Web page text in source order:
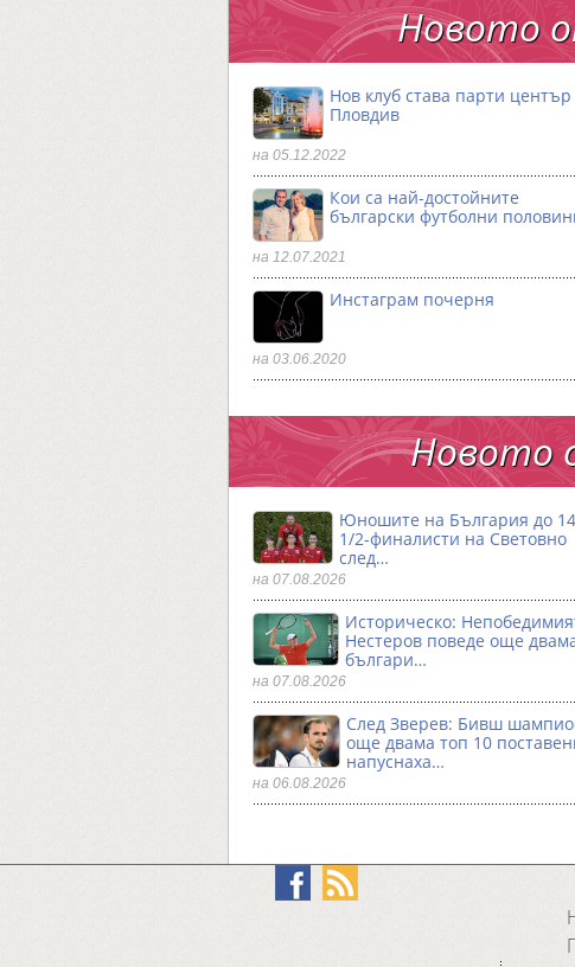
Новото
Нов клуб става парти
Пловдив
на 05.12.2022
Кои са най-достойните
български футболни
на 12.07.2021
Инстаграм почерня
на 03.06.2020
Новото
Юношите на България до
1/2-финалисти на Световно
след…
на 07.08.2026
Историческо:
Нестеров поведе още
българи…
на 07.08.2026
След Зверев: Бивш
още двама топ 10
напуснаха…
на 06.08.2026